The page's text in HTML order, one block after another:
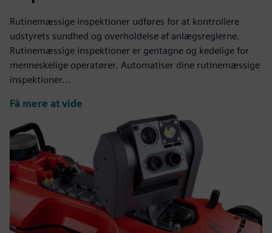
Rutinemæssige inspektioner udføres for at kontrollere
udstyrets sundhed og overholdelse af anlægsreglerne.
Rutinemæssige inspektioner er gentagne og kedelige for
menneskelige operatører. Automatiser dine rutinemæssige
inspektioner...
Få mere at vide